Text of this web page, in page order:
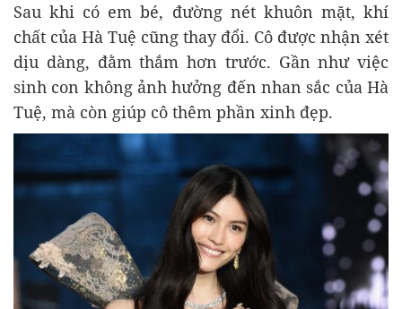
Sau khi có em bé, đường nét khuôn mặt, khí
chất của Hà Tuệ cũng thay đổi. Cô được nhận xét
dịu dàng, đằm thắm hơn trước. Gần như việc
sinh con không ảnh hưởng đến nhan sắc của Hà
Tuệ, mà còn giúp cô thêm phần xinh đẹp.